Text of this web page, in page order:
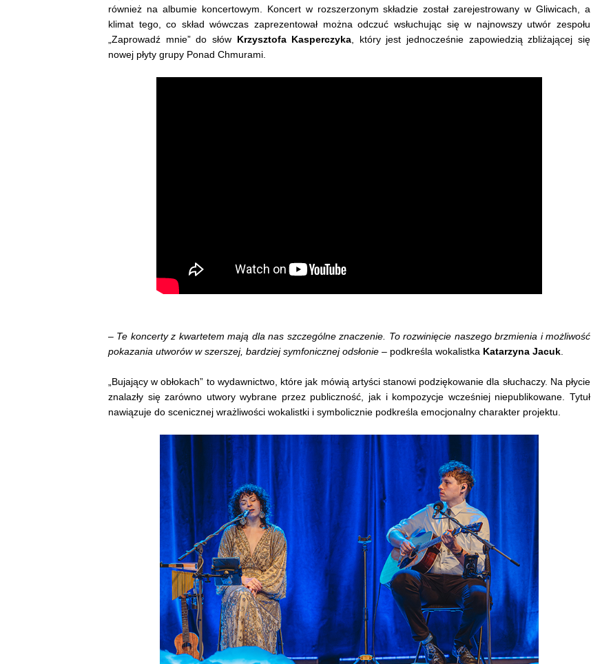
również na albumie koncertowym. Koncert w rozszerzonym składzie został zarejestrowany w Gliwicach, a
klimat tego, co skład wówczas zaprezentował można odczuć wsłuchując się w najnowszy utwór zespołu
„Zaprowadź mnie” do słów Krzysztofa Kasperczyka , który jest jednocześnie zapowiedzią zbliżającej się
nowej płyty grupy Ponad Chmurami.
– Te koncerty z kwartetem mają dla nas szczególne znaczenie. To rozwinięcie naszego brzmienia i możliwość
pokazania utworów w szerszej, bardziej symfonicznej odsłonie – podkreśla wokalistka Katarzyna Jacuk
„Bujający w obłokach” to wydawnictwo, które jak mówią artyści stanowi podziękowanie dla słuchaczy. Na płycie
znalazły się zarówno utwory wybrane przez publiczność, jak i kompozycje wcześniej niepublikowane. Tytuł
nawiązuje do scenicznej wrażliwości wokalistki i symbolicznie podkreśla emocjonalny charakter projektu.